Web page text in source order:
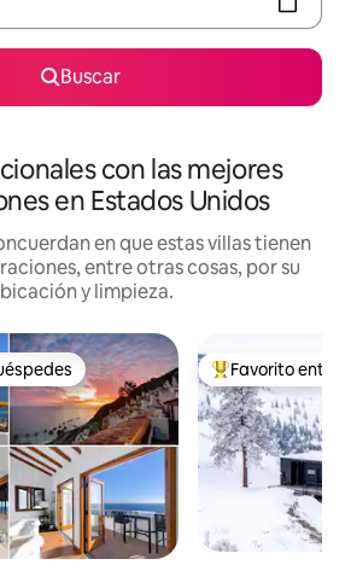
Buscar
con las mejores
en Estados Unidos
en que estas villas tienen
entre otras cosas, por su
y limpieza.
preferido Favorito entre
Favorito entre